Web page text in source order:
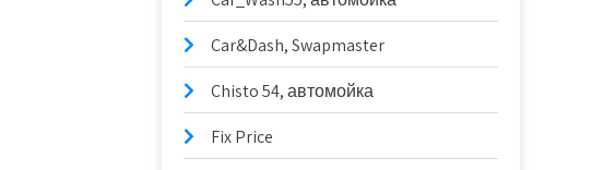
Car&Dash, Swapmaster
Chisto 54, автомойка
Fix Price